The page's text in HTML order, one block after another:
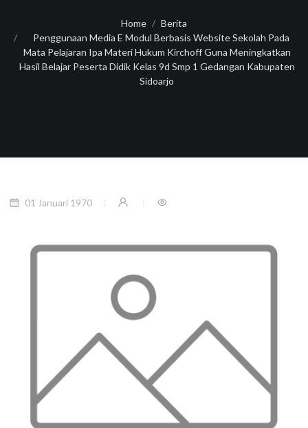
Home
Berita
Penggunaan Media E Modul Berbasis Website Sekolah Pada
Mata Pelajaran Ipa Materi Hukum Kirchoff Guna Meningkatkan
Hasil Belajar Peserta Didik Kelas 9d Smp 1 Gedangan Kabupaten
Sidoarjo
01 Januari 1970